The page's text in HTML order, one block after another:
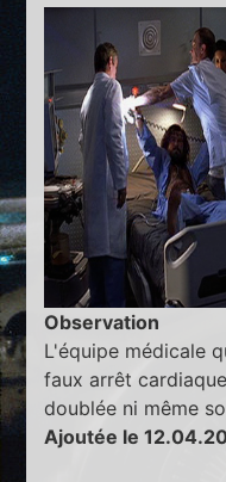
Observation
L'équipe médicale
faux arrêt
doublée ni même
Ajoutée le